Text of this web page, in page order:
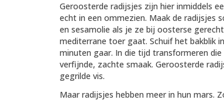
Geroosterde radijsjes zijn hier inmiddels
echt in een ommezien. Maak de radijsjes
en sesamolie als je ze bij oosterse
mediterrane toer gaat. Schuif het bakblik
minuten gaar. In die tijd transformeren
verfijnde, zachte smaak. Geroosterde
gegrilde vis.
Maar radijsjes hebben meer in hun mars.